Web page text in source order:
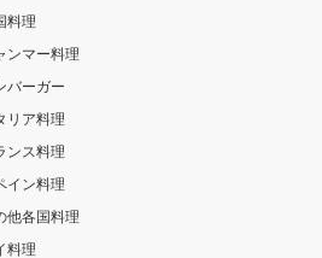
料理
ンマー料理
バーガー
リア料理
ンス料理
イン料理
他各国料理
料理